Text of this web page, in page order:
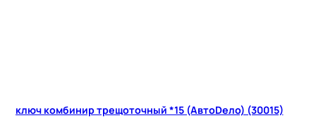
ключ комбинир трещоточный *15 (АвтоDело) (30015)